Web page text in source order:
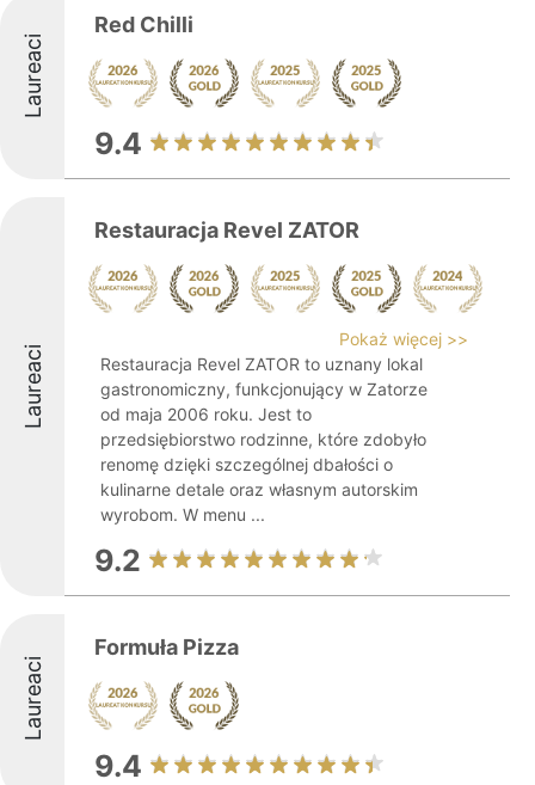
Laureaci
Red Chilli
9.4
Laureaci
Restauracja Revel ZATOR
Pokaż więcej >>
Restauracja Revel ZATOR to uznany lokal
gastronomiczny, funkcjonujący w Zatorze
od maja 2006 roku. Jest to
przedsiębiorstwo rodzinne, które zdobyło
renomę dzięki szczególnej dbałości o
kulinarne detale oraz własnym autorskim
wyrobom. W menu ...
9.2
Laureaci
Formuła Pizza
9.4